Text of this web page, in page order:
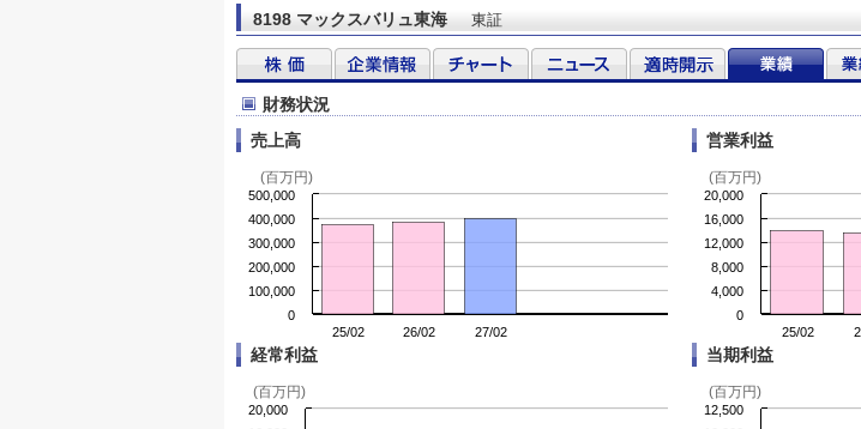
8198 マックスバリュ東海 東証